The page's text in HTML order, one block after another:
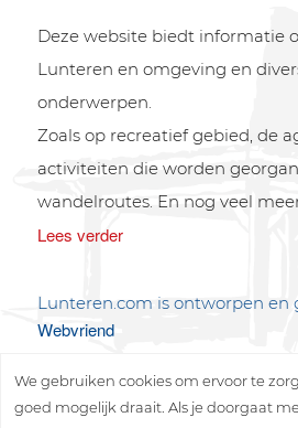
Deze website biedt informatie
Lunteren en omgeving en
onderwerpen.
Zoals op recreatief gebied, de
activiteiten die worden
wandelroutes. En nog veel
Lees verder
Lunteren.com is ontworpen en
Webvriend
We gebruiken cookies om ervoor te
goed mogelijk draait. Als je doorgaat